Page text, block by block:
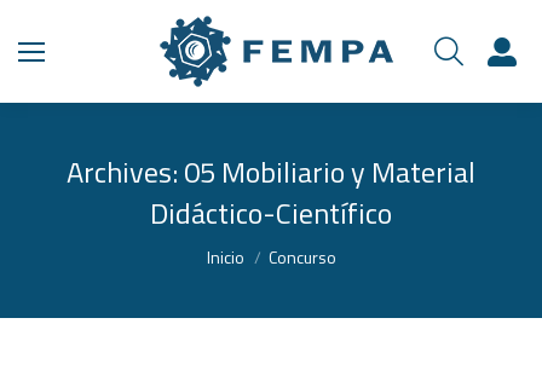
Archives:05 Mobiliario y Material
Didáctico-Científico
Estás aquí:
Inicio Concurso